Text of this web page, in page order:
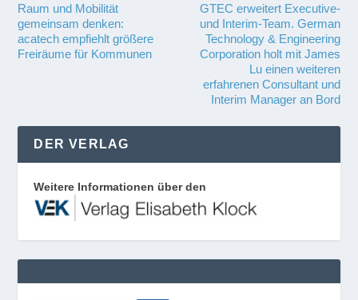
Raum und Mobilität
gemeinsam denken:
acatech empfiehlt größere
Freiräume für Kommunen
GTEC erweitert Executive-
und Interim-Team. German
Technology & Engineering
Corporation holt mit James
Lu einen weiteren
erfahrenen Consultant und
Interim Manager an Bord
DER VERLAG
Weitere Informationen über den